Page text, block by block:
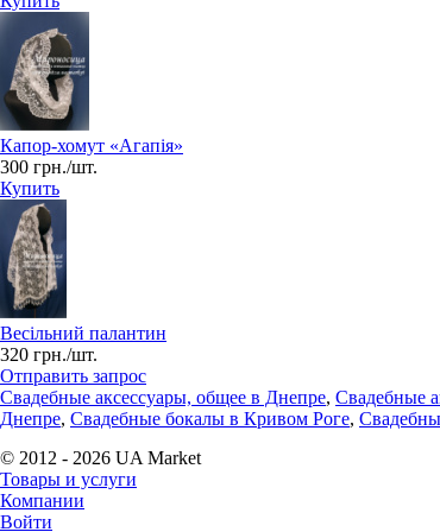
Капор-хомут «Агапія»
300 грн./шт.
Купить
Весільний палантин
320 грн./шт.
Отправить запрос
Свадебные аксессуары, общее в Днепре, Свадебные
Днепре, Свадебные бокалы в Кривом Роге,
© 2012 - 2026 UA Market
Товары и услуги
Компании
Войти